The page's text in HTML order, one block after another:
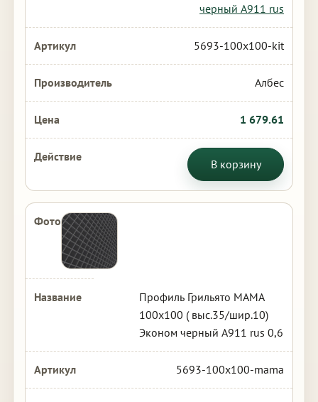
черный А911 rus
5693-100x100-kit
Албес
1 679.61
В корзину
Профиль Грильято МАМА
100х100 ( выс.35/шир.10)
Эконом черный А911 rus 0,6
5693-100x100-mama